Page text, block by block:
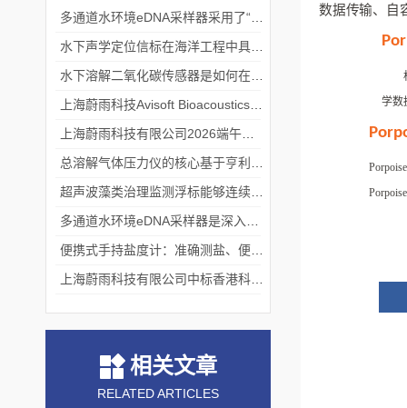
数据传输、自
学数
相关文章
RELATED ARTICLES